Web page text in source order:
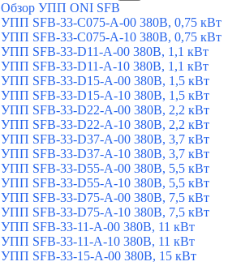
Обзор УПП ONI SFB
УПП SFB-33-C075-A-00 380В, 0,75 кВт
УПП SFB-33-C075-A-10 380В, 0,75 кВт
УПП SFB-33-D11-A-00 380В, 1,1 кВт
УПП SFB-33-D11-A-10 380В, 1,1 кВт
УПП SFB-33-D15-A-00 380В, 1,5 кВт
УПП SFB-33-D15-A-10 380В, 1,5 кВт
УПП SFB-33-D22-A-00 380В, 2,2 кВт
УПП SFB-33-D22-A-10 380В, 2,2 кВт
УПП SFB-33-D37-A-00 380В, 3,7 кВт
УПП SFB-33-D37-A-10 380В, 3,7 кВт
УПП SFB-33-D55-A-00 380В, 5,5 кВт
УПП SFB-33-D55-A-10 380В, 5,5 кВт
УПП SFB-33-D75-A-00 380В, 7,5 кВт
УПП SFB-33-D75-A-10 380В, 7,5 кВт
УПП SFB-33-11-A-00 380В, 11 кВт
УПП SFB-33-11-A-10 380В, 11 кВт
УПП SFB-33-15-A-00 380В, 15 кВт